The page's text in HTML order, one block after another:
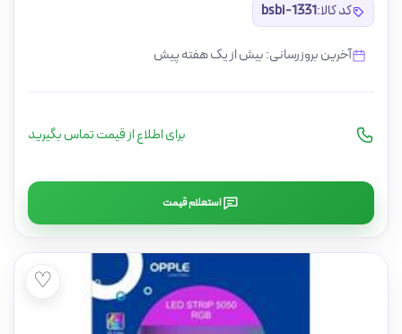
کد کالا:bsbi-1331
آخرین بروزرسانی: بیش از یک هفته پیش
برای اطلاع از قیمت تماس بگیرید
استعلام قیمت
♡